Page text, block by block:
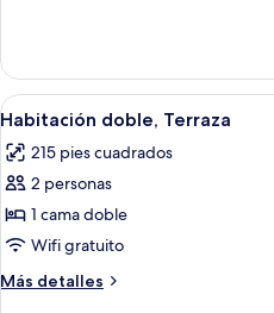
doble
Abrir
todas
las
fotos
de
Habitación
doble,
Terraza
10
Habitación doble, Terraza
215 pies cuadrados
2 personas
1 cama doble
Wifi gratuito
Más detalles
Más